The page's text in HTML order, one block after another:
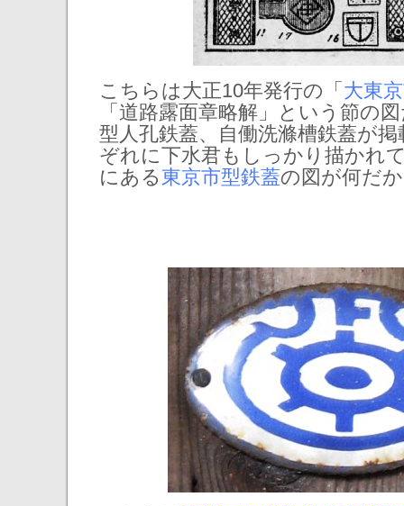
こちらは大正10年発行の「 大東
「道路露面章略解」という節の
型人孔鉄蓋、自働洗滌槽鉄蓋が
ぞれに下水君もしっかり描かれ
にある 東京市型鉄蓋の図が何だ